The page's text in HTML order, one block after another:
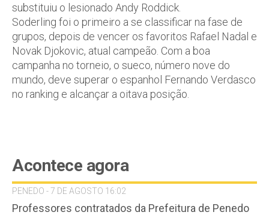
substituiu o lesionado Andy Roddick.
Soderling foi o primeiro a se classificar na fase de
grupos, depois de vencer os favoritos Rafael Nadal e
Novak Djokovic, atual campeão. Com a boa
campanha no torneio, o sueco, número nove do
mundo, deve superar o espanhol Fernando Verdasco
no ranking e alcançar a oitava posição.
Acontece agora
PENEDO - 7 DE AGOSTO 16:02
Professores contratados da Prefeitura de Penedo